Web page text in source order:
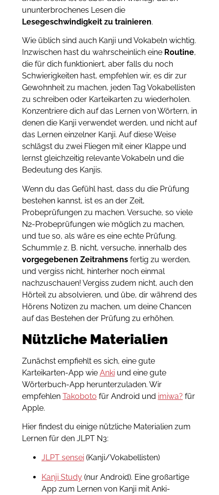
ununterbrochenes Lesen die
Lesegeschwindigkeit zu trainieren.
Wie üblich sind auch Kanji und Vokabeln wichtig.
Inzwischen hast du wahrscheinlich eine Routine,
die für dich funktioniert, aber falls du noch
Schwierigkeiten hast, empfehlen wir, es dir zur
Gewohnheit zu machen, jeden Tag Vokabellisten
zu schreiben oder Karteikarten zu wiederholen.
Konzentriere dich auf das Lernen von Wörtern, in
denen die Kanji verwendet werden, und nicht auf
das Lernen einzelner Kanji. Auf diese Weise
schlägst du zwei Fliegen mit einer Klappe und
lernst gleichzeitig relevante Vokabeln und die
Bedeutung des Kanjis.
Wenn du das Gefühl hast, dass du die Prüfung
bestehen kannst, ist es an der Zeit,
Probeprüfungen zu machen. Versuche, so viele
N2-Probeprüfungen wie möglich zu machen,
und tue so, als wäre es eine echte Prüfung.
Schummle z. B. nicht, versuche, innerhalb des
vorgegebenen Zeitrahmensfertig zu werden,
und vergiss nicht, hinterher noch einmal
nachzuschauen! Vergiss zudem nicht, auch den
Hörteil zu absolvieren, und übe, dir während des
Hörens Notizen zu machen, um deine Chancen
auf das Bestehen der Prüfung zu erhöhen.
Nützliche Materialien
Zunächst empfiehlt es sich, eine gute
Karteikarten-App wie Ankiund eine gute
Wörterbuch-App herunterzuladen. Wir
empfehlen Takoboto für Android und imiwa? für
Apple.
Hier findest du einige nützliche Materialien zum
Lernen für den JLPT N3:
JLPT sensei(Kanji/Vokabellisten)
Kanji Study(nur Android). Eine großartige
App zum Lernen von Kanji mit Anki-